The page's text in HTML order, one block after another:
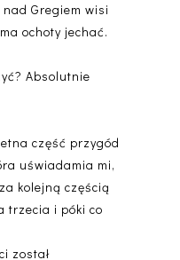
Gregiem wisi
ochoty jechać.
Absolutnie
część przygód
uświadamia mi,
kolejną częścią
trzecia i póki co
został